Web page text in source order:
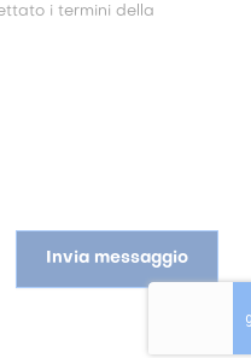
i termini della
Invia messaggio